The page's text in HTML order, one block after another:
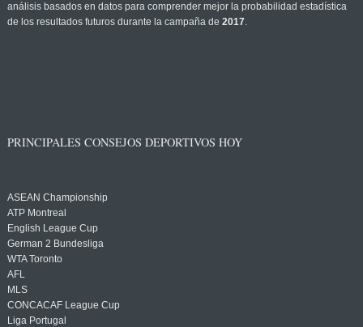
análisis basados en datos para comprender mejor la probabilidad estadística
de los resultados futuros durante la campaña de 2017.
PRINCIPALES CONSEJOS DEPORTIVOS HOY
ASEAN Championship
ATP Montreal
English League Cup
German 2 Bundesliga
WTA Toronto
AFL
MLS
CONCACAF League Cup
Liga Portugal